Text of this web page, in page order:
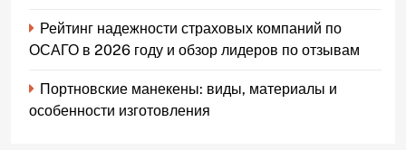
Рейтинг надежности страховых компаний по
ОСАГО в 2026 году и обзор лидеров по отзывам
Портновские манекены: виды, материалы и
особенности изготовления